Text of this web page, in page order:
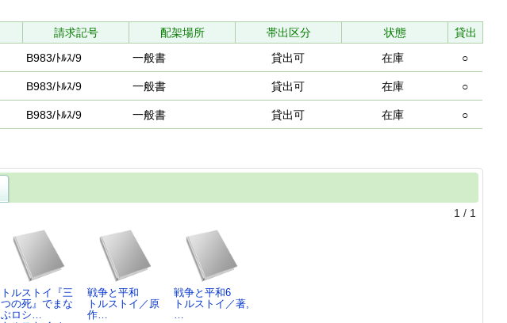
請求記号 配架場所 帯出区分 状態
貸出
B983/ﾄﾙｽ/9 一般書 貸出可 在庫 ○
B983/ﾄﾙｽ/9 一般書 貸出可 在庫 ○
B983/ﾄﾙｽ/9 一般書 貸出可 在庫 ○
1 / 1
トルストイ『三
つの死』でまな
ぶロシ…
戦争と平和
トルストイ／原
作…
戦争と平和6
トルストイ／著,
…